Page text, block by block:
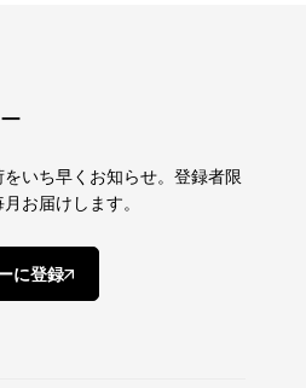
いち早くお知らせ。登録者限
お届けします。
に登録